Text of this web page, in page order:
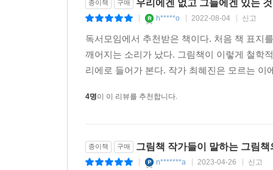
--- p.299「‘자기 믿음’ 베아트리체 알레마냐」중에서
종이책 구매 우리에겐 없고 그들에겐 있는
h*****o 2022-08-04 신고
독서모임에서 추천받은 책이다. 처음 책 표지
깨어지는 소리가 났다. 그림책이 이렇게 철학
리에로 들어가 본다. 작가 최혜진은 모르는
4명이 이 리뷰를 추천합니다.
종이책 구매 그림책 작가들이 말하는 그림책
n*******a 2023-04-26 신고